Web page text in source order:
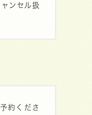
ンセル扱
約くださ